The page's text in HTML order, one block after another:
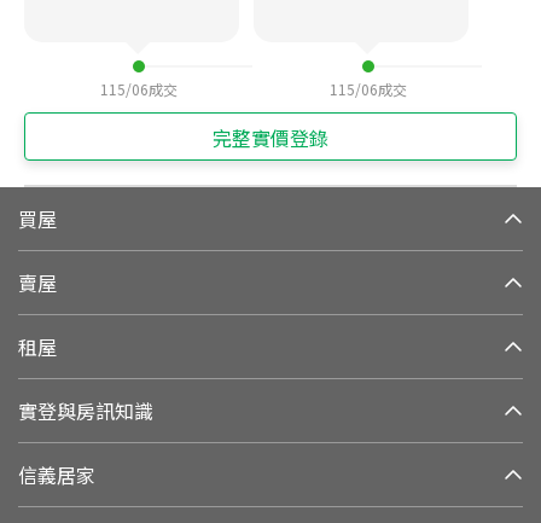
115/06成交 115/06成交
完整實價登錄
買屋
賣屋
租屋
實登與房訊知識
信義居家